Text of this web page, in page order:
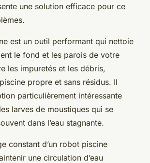
une solution efficace pour ce
est un outil performant qui nettoie
le fond et les parois de votre
les impuretés et les débris,
propre et sans résidus. Il
particulièrement intéressante
larves de moustiques qui se
dans l’eau stagnante.
constant d’un robot piscine
une circulation d’eau